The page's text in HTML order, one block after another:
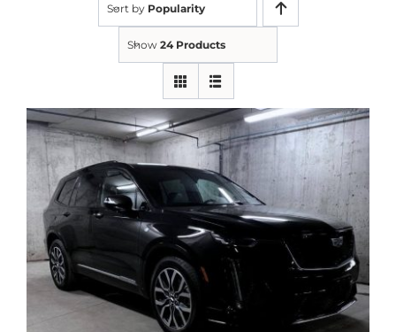
Sort by Popularity
Show 24 Products